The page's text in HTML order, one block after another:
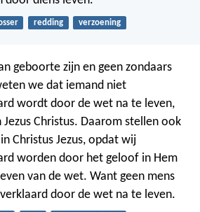
redding verzoening
geboorte zijn en geen zondaars
we dat iemand niet
wordt door de wet na te leven,
Christus. Daarom stellen ook
Christus Jezus, opdat wij
worden door het geloof in Hem
van de wet. Want geen mens
door de wet na te leven.